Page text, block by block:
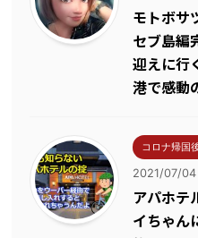
モトボサ
セブ島編
迎えに行
港で感動
コロナ帰国
2021/07/04
アパホテ
イちゃん